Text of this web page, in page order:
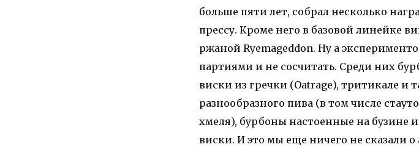
больше пяти лет, собрал несколько
прессу. Кроме него в базовой линейке
ржаной Ryemageddon. Ну а
партиями и не сосчитать. Среди них
виски из гречки (Oatrage), тритикале и
разнообразного пива (в том числе
хмеля), бурбоны настоенные на
виски. И это мы еще ничего не сказали